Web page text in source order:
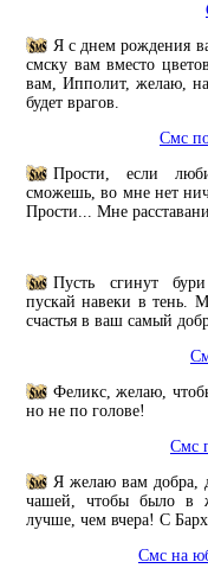
Я с днем рождения
смску вам вместо
вам, Ипполит, желаю,
будет врагов.
Смс
Прости, если
сможешь, во мне нет
Прости... Мне
Пусть сгинут
пускай навеки в тень.
счастья в ваш самый
Феликс, желаю,
но не по голове!
Смс
Я желаю вам добра,
чашей, чтобы было в
лучше, чем вчера! С
Смс на